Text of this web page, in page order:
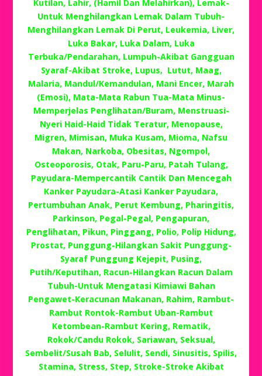
Kutilan, Lahir, (Hamil Dan Melahirkan), Lemak-
Untuk Menghilangkan Lemak Dalam Tubuh-
Menghilangkan Lemak Di Perut, Leukemia, Liver,
Luka Bakar, Luka Dalam, Luka
Terbuka/Pendarahan, Lumpuh-Akibat Gangguan
Syaraf-Akibat Stroke, Lupus, Lutut, Maag,
Malaria, Mandul/Kemandulan, Mani Encer, Marah
(Emosi), Mata-Mata Rabun Tua-Mata Minus-
Memperjelas Penglihatan/Buram, Menstruasi-
Nyeri Haid-Haid Tidak Teratur, Menopause,
Migren, Mimisan, Muka Kusam, Mioma, Nafsu
Makan, Narkoba, Obesitas, Ngompol,
Osteoporosis, Otak, Paru-Paru, Patah Tulang,
Payudara-Mempercantik Cantik Dan Mencegah
Kanker Payudara-Atasi Kanker Payudara,
Pertumbuhan Anak, Perut Kembung, Pharingitis,
Parkinson, Pegal-Pegal, Pengapuran,
Penglihatan, Pikun, Pinggang, Polio, Polip Hidung,
Prostat, Punggung-Hilangkan Sakit Punggung-
Syaraf Punggung Kejepit, Pusing,
Putih/Keputihan, Racun-Hilangkan Racun Dalam
Tubuh-Untuk Mengatasi Kimiawi Bahan
Pengawet-Keracunan Makanan, Rahim, Rambut-
Rambut Rontok-Rambut Uban-Rambut
Ketombean-Rambut Kering, Rematik,
Rokok/Candu Rokok, Sariawan, Seksual,
Sembelit/Susah Bab, Selulit, Sendi, Sinusitis, Spilis,
Stamina, Stress, Step, Stroke-Stroke Akibat